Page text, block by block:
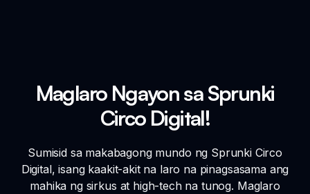
Maglaro Ngayon sa Sprunki
Circo Digital!
Sumisid sa makabagong mundo ng Sprunki Circo
Digital, isang kaakit-akit na laro na pinagsasama ang
mahika ng sirkus at high-tech na tunog. Maglaro